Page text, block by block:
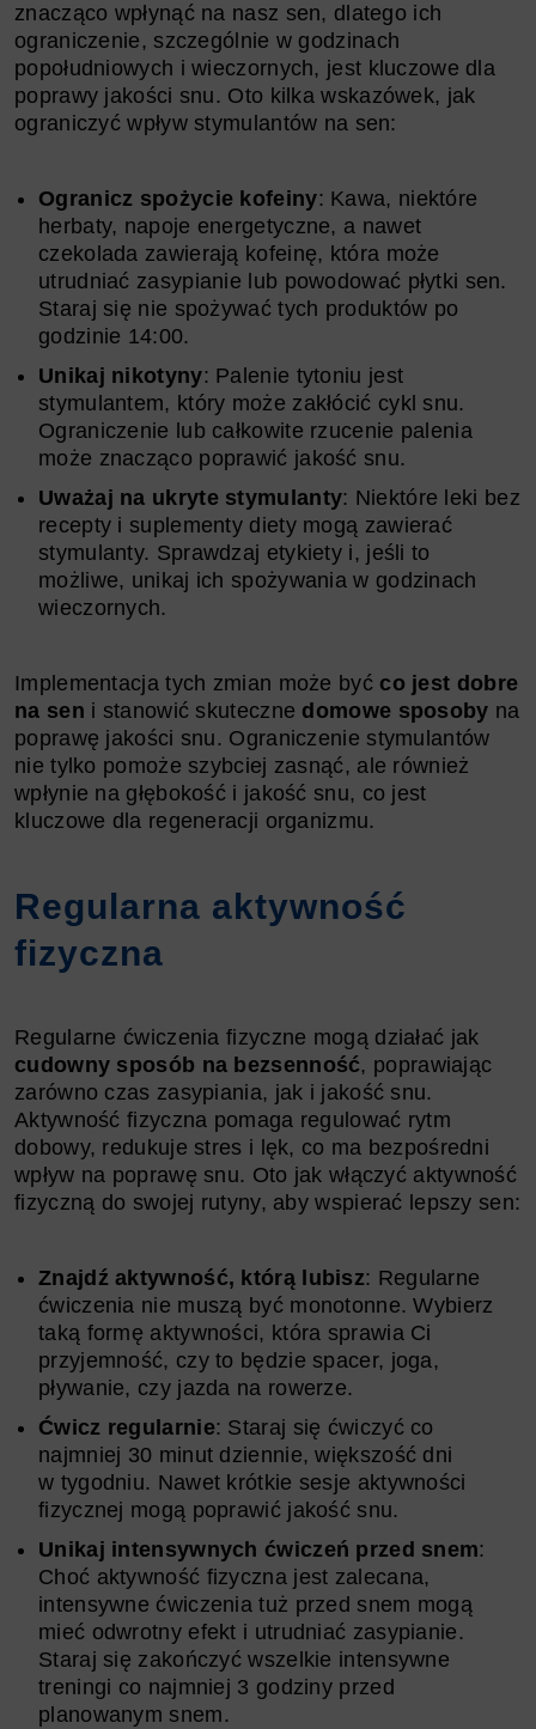
znacząco wpłynąć na nasz sen, dlatego ich
ograniczenie, szczególnie w godzinach
popołudniowych i wieczornych, jest kluczowe dla
poprawy jakości snu. Oto kilka wskazówek, jak
ograniczyć wpływ stymulantów na sen:
Ogranicz spożycie kofeiny: Kawa, niektóre
herbaty, napoje energetyczne, a nawet
czekolada zawierają kofeinę, która może
utrudniać zasypianie lub powodować płytki sen.
Staraj się nie spożywać tych produktów po
godzinie 14:00.
Unikaj nikotyny: Palenie tytoniu jest
stymulantem, który może zakłócić cykl snu.
Ograniczenie lub całkowite rzucenie palenia
może znacząco poprawić jakość snu.
Uważaj na ukryte stymulanty: Niektóre leki bez
recepty i suplementy diety mogą zawierać
stymulanty. Sprawdzaj etykiety i, jeśli to
możliwe, unikaj ich spożywania w godzinach
wieczornych.
Implementacja tych zmian może być co jest dobre
na sen i stanowić skuteczne domowe sposoby na
poprawę jakości snu. Ograniczenie stymulantów
nie tylko pomoże szybciej zasnąć, ale również
wpłynie na głębokość i jakość snu, co jest
kluczowe dla regeneracji organizmu.
Regularna aktywność
fizyczna
Regularne ćwiczenia fizyczne mogą działać jak
cudowny sposób na bezsenność, poprawiając
zarówno czas zasypiania, jak i jakość snu.
Aktywność fizyczna pomaga regulować rytm
dobowy, redukuje stres i lęk, co ma bezpośredni
wpływ na poprawę snu. Oto jak włączyć aktywność
fizyczną do swojej rutyny, aby wspierać lepszy sen:
Znajdź aktywność, którą lubisz: Regularne
ćwiczenia nie muszą być monotonne. Wybierz
taką formę aktywności, która sprawia Ci
przyjemność, czy to będzie spacer, joga,
pływanie, czy jazda na rowerze.
Ćwicz regularnie: Staraj się ćwiczyć co
najmniej 30 minut dziennie, większość dni
w tygodniu. Nawet krótkie sesje aktywności
fizycznej mogą poprawić jakość snu.
Unikaj intensywnych ćwiczeń przed snem:
Choć aktywność fizyczna jest zalecana,
intensywne ćwiczenia tuż przed snem mogą
mieć odwrotny efekt i utrudniać zasypianie.
Staraj się zakończyć wszelkie intensywne
treningi co najmniej 3 godziny przed
planowanym snem.